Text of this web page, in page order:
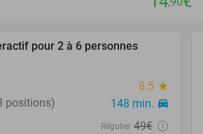
favorite_border
pour 2 à 6 personnes
8.5 star
positions) 148 min. directions_car
Régulier 49€